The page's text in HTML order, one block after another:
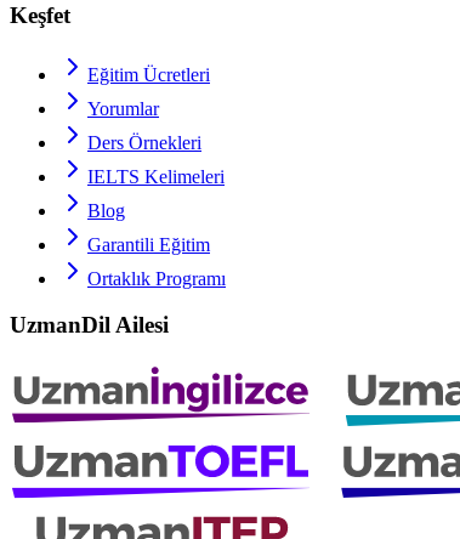
Keşfet
Eğitim Ücretleri
Yorumlar
Ders Örnekleri
IELTS Kelimeleri
Blog
Garantili Eğitim
Ortaklık Programı
UzmanDil Ailesi